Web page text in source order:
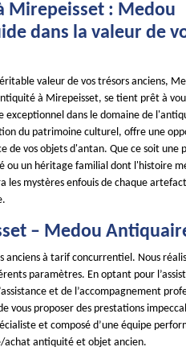
Mirepeisset : Medou
dans la valeur de
valeur de vos trésors anciens,
à Mirepeisset, se tient prêt à
exceptionnel dans le domaine de
du patrimoine culturel, offre une
de vos objets d'antan. Que ce soit une
ou un héritage familial dont l'histoire
les mystères enfouis de chaque
– Medou
à tarif concurrentiel. Nous
paramètres. En optant pour
et de l’accompagnement
vous proposer des prestations
et composé d’une équipe
achat antiquité et objet ancien.